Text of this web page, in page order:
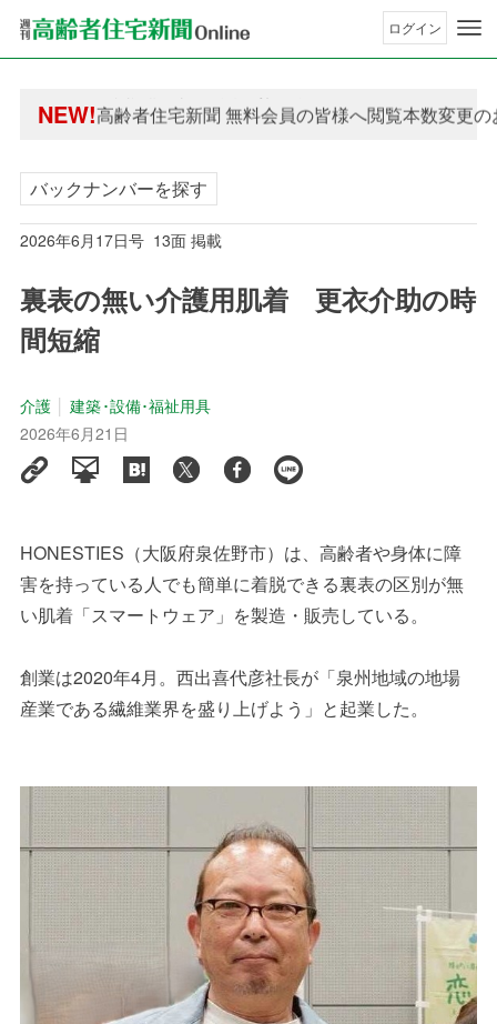
ログイン
NEW!高齢者住宅新聞 無料会員の皆様へ閲覧本数変更
高齢者住宅新聞 無料会員の皆様へ閲覧本数変更
バックナンバーを探す
2026年6月17日号 13面 掲載
裏表の無い介護用肌着 更衣介助の時
間短縮
介護
建築･設備･福祉用具
2026年6月21日
HONESTIES（大阪府泉佐野市）は、高齢者や身体に障
害を持っている人でも簡単に着脱できる裏表の区別が無
い肌着「スマートウェア」を製造・販売している。
創業は2020年4月。西出喜代彦社長が「泉州地域の地場
産業である繊維業界を盛り上げよう」と起業した。